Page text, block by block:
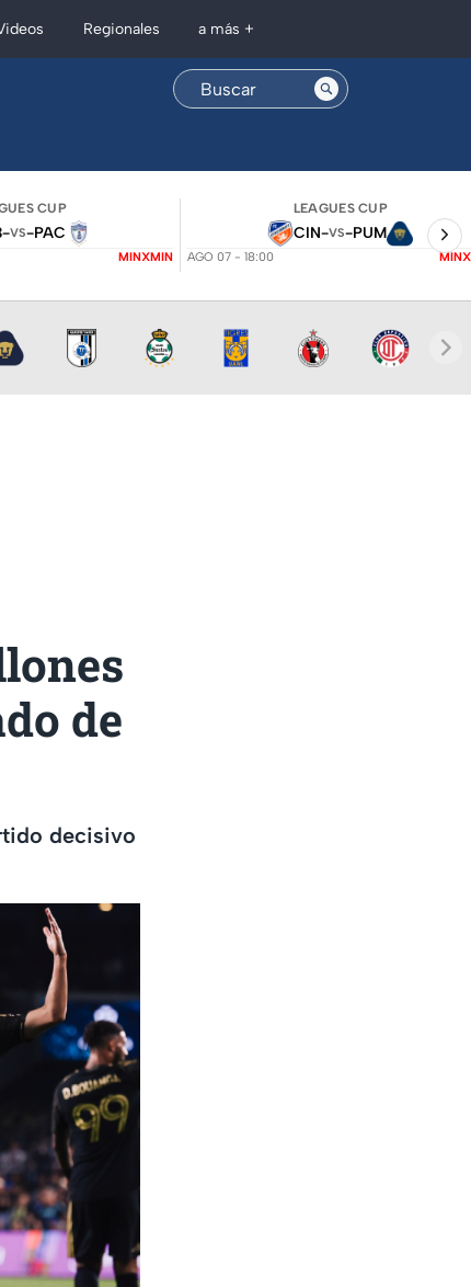
Regionales a más +
CUP
-VS-PAC
MINXMIN
LEAGUES CUP
CIN-VS-PUM
AGO 07 - 18:00
de
decisivo